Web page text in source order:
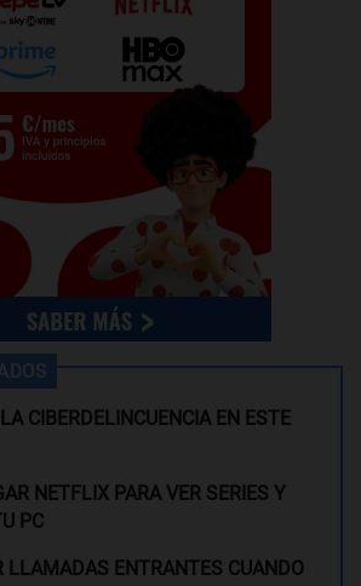
CIBERDELINCUENCIA EN ESTE
NETFLIX PARA VER SERIES Y
PC
LLAMADAS ENTRANTES CUANDO